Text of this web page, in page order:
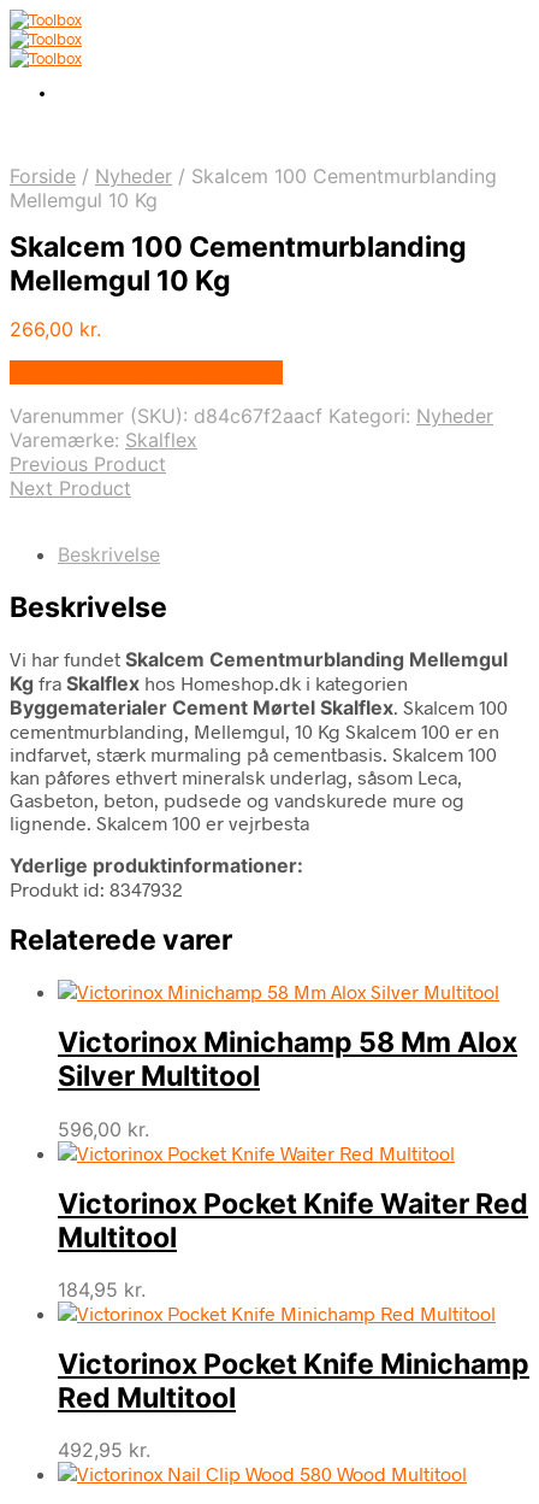
Forside / Nyheder / Skalcem 100 Cementmurblanding
Mellemgul 10 Kg
Skalcem 100 Cementmurblanding
Mellemgul 10 Kg
266,00 kr.
Varenummer (SKU): d84c67f2aacf Kategori: Nyheder
Varemærke: Skalflex
Previous Product
Next Product
Beskrivelse
Beskrivelse
Vi har fundet Skalcem Cementmurblanding Mellemgul
Kg fra Skalflex hos Homeshop.dk i kategorien
Byggematerialer Cement Mørtel Skalflex. Skalcem 100
cementmurblanding, Mellemgul, 10 Kg Skalcem 100 er en
indfarvet, stærk murmaling på cementbasis. Skalcem 100
kan påføres ethvert mineralsk underlag, såsom Leca,
Gasbeton, beton, pudsede og vandskurede mure og
lignende. Skalcem 100 er vejrbesta
Yderlige produktinformationer:
Produkt id: 8347932
Relaterede varer
Victorinox Minichamp 58 Mm Alox
Silver Multitool
596,00 kr.
Victorinox Pocket Knife Waiter Red
Multitool
184,95 kr.
Victorinox Pocket Knife Minichamp
Red Multitool
492,95 kr.